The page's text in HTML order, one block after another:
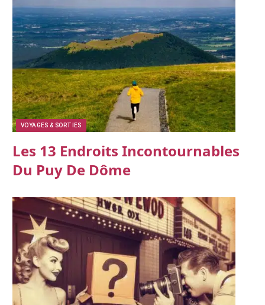
VOYAGES & SORTIES
Les 13 Endroits Incontournables
Du Puy De Dôme